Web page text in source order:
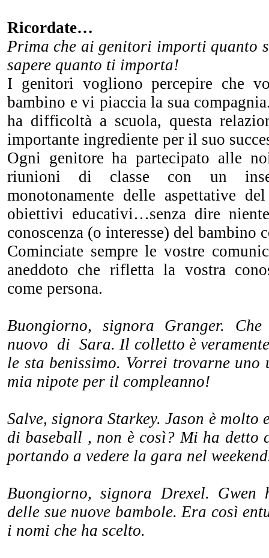
Ricordate…
Prima che ai genitori importi quanto
sapere quanto ti importa!
I genitori vogliono percepire che
bambino e vi piaccia la sua
ha difficoltà a scuola, questa
importante ingrediente per il suo
Ogni genitore ha partecipato alle
riunioni di classe con un
monotonamente delle aspettative
obiettivi educativi…senza dire
conoscenza (o interesse) del bambino
Cominciate sempre le vostre
aneddoto che rifletta la vostra
come persona.
Buongiorno, signora Granger.
nuovo di Sara. Il colletto è
le sta benissimo. Vorrei trovarne uno
mia nipote per il compleanno!
Salve, signora Starkey. Jason è molto
di baseball , non è così? Mi ha detto
portando a vedere la gara nel
Buongiorno, signora Drexel. Gwen
delle sue nuove bambole. Era così
i nomi che ha scelto.